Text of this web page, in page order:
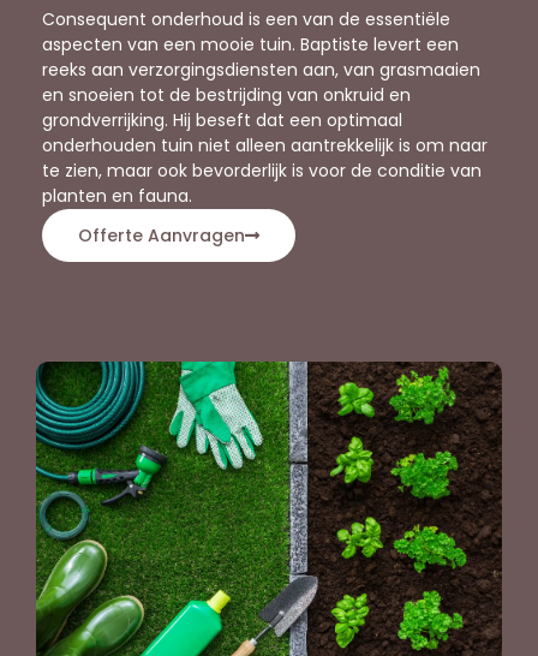
Consequent onderhoud is een van de essentiële
aspecten van een mooie tuin. Baptiste levert een
reeks aan verzorgingsdiensten aan, van grasmaaien
en snoeien tot de bestrijding van onkruid en
grondverrijking. Hij beseft dat een optimaal
onderhouden tuin niet alleen aantrekkelijk is om naar
te zien, maar ook bevorderlijk is voor de conditie van
planten en fauna.
Offerte Aanvragen